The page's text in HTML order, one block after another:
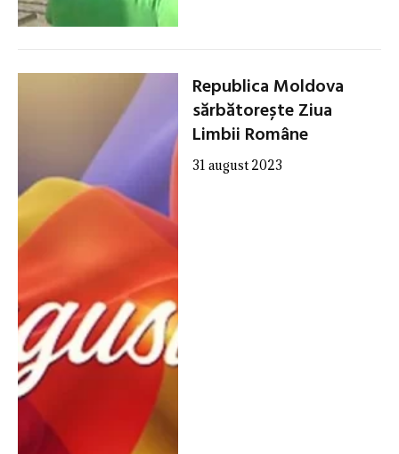
Republica Moldova
sărbătorește Ziua
Limbii Române
31 august 2023